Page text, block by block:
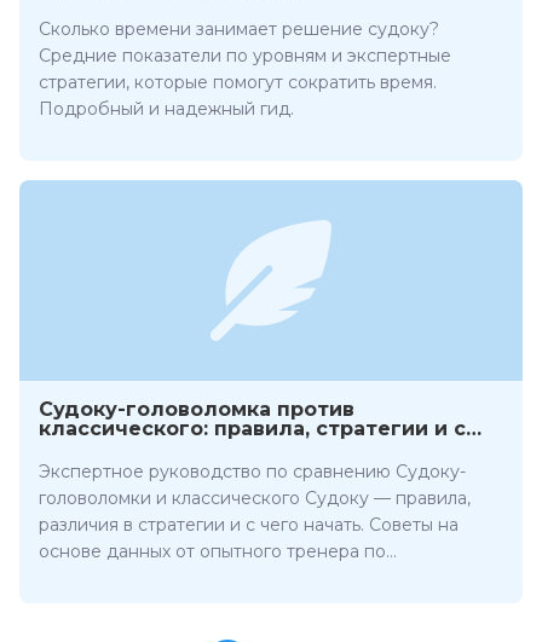
Сколько времени занимает решение судоку?
Средние показатели по уровням и экспертные
стратегии, которые помогут сократить время.
Подробный и надежный гид.
Судоку-головоломка против
классического: правила, стратегии и с
Экспертное руководство по сравнению Судоку-
головоломки и классического Судоку — правила,
различия в стратегии и с чего начать. Советы на
основе данных от опытного тренера по